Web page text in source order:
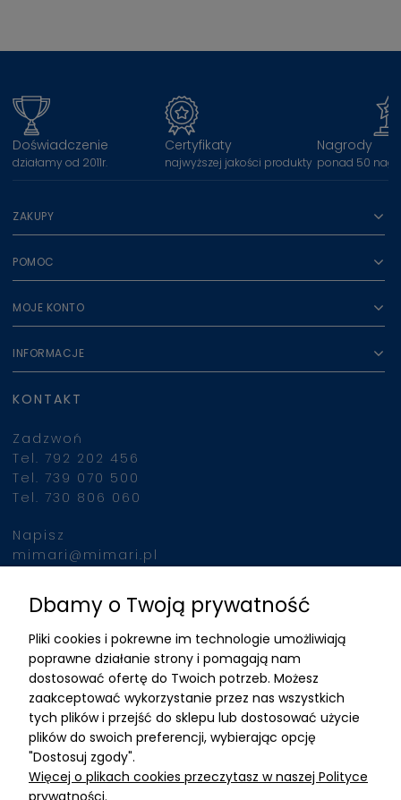
Doświadczenie
działamy od 2011r.
Certyfikaty
najwyższej jakości produkty
Nagrody
ponad 50
ZAKUPY
POMOC
MOJE KONTO
INFORMACJE
KONTAKT
Zadzwoń
Tel. 792 202 456
Tel. 739 070 500
Tel. 730 806 060
Napisz
mimari@mimari.pl
Znajdziesz nas
ADRES
MIMARI sp z o.o.
ul. Kurkowa 12
50-210 Wrocław
Dane rejestracyjne
NIP:8982325327
Dbamy o Twoją prywatność
Pliki cookies i pokrewne im technologie umożliwiają
poprawne działanie strony i pomagają nam
dostosować ofertę do Twoich potrzeb. Możesz
zaakceptować wykorzystanie przez nas wszystkich
tych plików i przejść do sklepu lub dostosować użycie
plików do swoich preferencji, wybierając opcję
"Dostosuj zgody".
Więcej o plikach cookies przeczytasz w naszej Polityce
prywatności.